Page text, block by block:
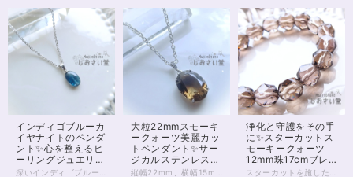
インディゴブルーカ
イヤナイトのペンダ
ント✨心を整えるヒ
ーリングジュエリ
ー・直感を高める／
大粒22mmスモーキ
ークォーツ美麗カッ
トペンダント✨サー
ジカルステンレスチ
ェーン50cm・マグ
浄化と守護をその手
に✨スターカットス
モーキークォーツ
12mm珠17cmブレ
スレット